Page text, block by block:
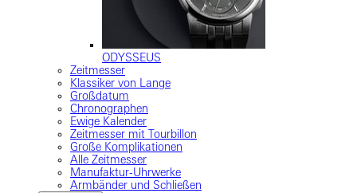
ODYSSEUS
Zeitmesser
Klassiker von Lange
Großdatum
Chronographen
Ewige Kalender
Zeitmesser mit Tourbillon
Große Komplikationen
Alle Zeitmesser
Manufaktur-Uhrwerke
Armbänder und Schließen